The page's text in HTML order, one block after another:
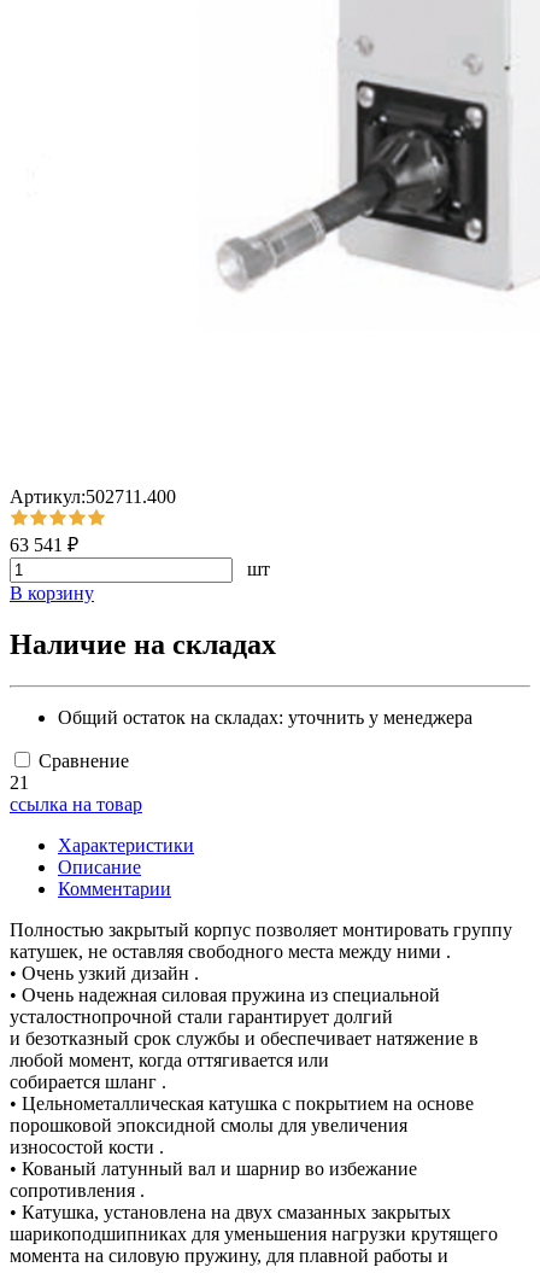
Артикул:502711.400
63 541 ₽
шт
В корзину
Наличие на складах
Общий остаток на складах: уточнить у менеджера
Сравнение
21
ссылка на товар
Характеристики
Описание
Комментарии
Полностью закрытый корпус позволяет монтировать группу
катушек, не оставляя свободного места между ними .
• Очень узкий дизайн .
• Очень надежная силовая пружина из специальной
усталостнопрочной стали гарантирует долгий
и безотказный срок службы и обеспечивает натяжение в
любой момент, когда оттягивается или
собирается шланг .
• Цельнометаллическая катушка с покрытием на основе
порошковой эпоксидной смолы для увеличения
износостой кости .
• Кованый латунный вал и шарнир во избежание
сопротивления .
• Катушка, установлена на двух смазанных закрытых
шарикоподшипниках для уменьшения нагрузки крутящего
момента на силовую пружину, для плавной работы и